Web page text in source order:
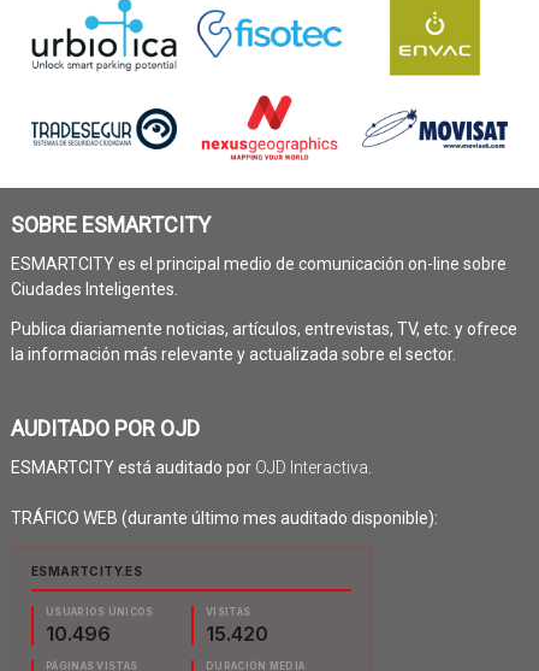
SOBRE ESMARTCITY
ESMARTCITY es el principal medio de comunicación on-line sobre
Ciudades Inteligentes.
Publica diariamente noticias, artículos, entrevistas, TV, etc. y ofrece
la información más relevante y actualizada sobre el sector.
AUDITADO POR OJD
ESMARTCITY está auditado por OJD Interactiva.
TRÁFICO WEB (durante último mes auditado disponible):